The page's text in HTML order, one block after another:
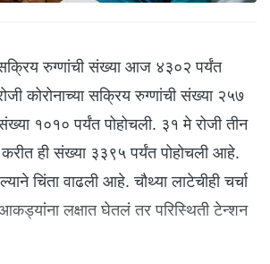
सक्रिय रुग्णांची संख्या आज ४३०२ पर्यंत
कोरोनाच्या सक्रिय रुग्णांची संख्या २५७
१०१० पर्यंत पोहोचली. ३१ मे रोजी तीन
ही संख्या ३३९५ पर्यंत पोहोचली आहे.
चिंता वाढली आहे. चौथ्या लाटेचीही चर्चा
लक्षात घेतलं तर परिस्थिती टेन्शन